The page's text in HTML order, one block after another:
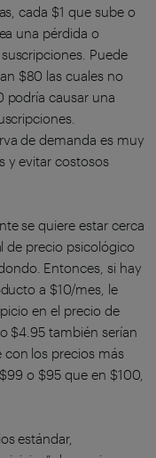
cada $1 que sube o
una pérdida o
Puede
$80 las cuales no
podría causar una
de demanda es muy
y evitar costosos
se quiere estar cerca
de precio psicológico
Entonces, si hay
a $10/mes, le
en el precio de
$4.95 también serían
los precios más
o $95 que en $100,
estándar,